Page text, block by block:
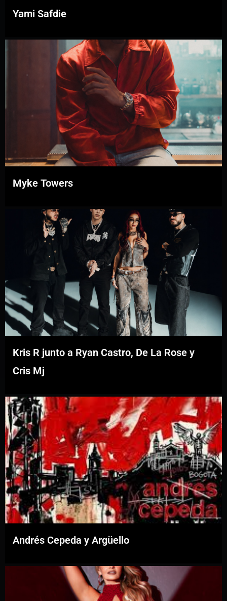
Yami Safdie
Myke Towers
Kris R junto a Ryan Castro, De La Rose y
Cris Mj
Andrés Cepeda y Argüello